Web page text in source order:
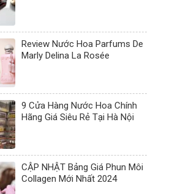
Review Nước Hoa Parfums De
Marly Delina La Rosée
9 Cửa Hàng Nước Hoa Chính
Hãng Giá Siêu Rẻ Tại Hà Nội
CẬP NHẬT Bảng Giá Phun Môi
Collagen Mới Nhất 2024